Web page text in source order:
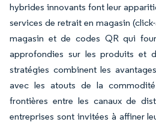
hybrides innovants font leur
services de retrait en magasin
magasin et de codes QR qui
approfondies sur les produits et
stratégies combinent les
avec les atouts de la
frontières entre les canaux de
entreprises sont invitées à affiner